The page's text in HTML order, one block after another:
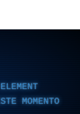
MOMENTO